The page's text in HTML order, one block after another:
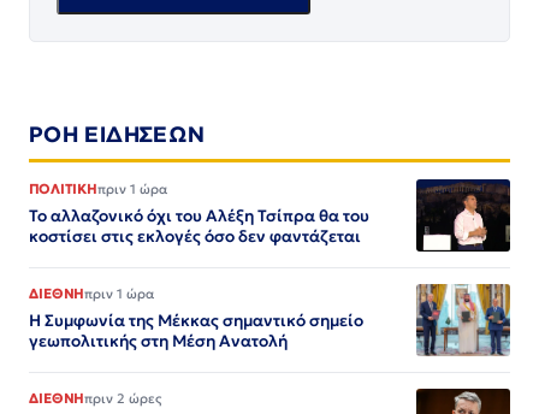
ΡΟΗ ΕΙΔΗΣΕΩΝ
ΠΟΛΙΤΙΚΗπριν 1 ώρα
Το αλλαζονικό όχι του Αλέξη Τσίπρα θα του
κοστίσει στις εκλογές όσο δεν φαντάζεται
ΔΙΕΘΝΗπριν 1 ώρα
Η Συμφωνία της Μέκκας σημαντικό σημείο
γεωπολιτικής στη Μέση Ανατολή
ΔΙΕΘΝΗπριν 2 ώρες